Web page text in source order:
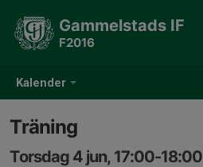
Kalender
Gammelstads IF
F2016
Träning
Torsdag 4 jun, 17:00-18:00